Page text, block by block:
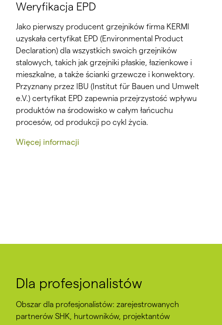
Weryfikacja EPD
Jako pierwszy producent grzejników firma KERMI
uzyskała certyfikat EPD (Environmental Product
Declaration) dla wszystkich swoich grzejników
stalowych, takich jak grzejniki płaskie, łazienkowe i
mieszkalne, a także ścianki grzewcze i konwektory.
Przyznany przez IBU (Institut für Bauen und Umwelt
e.V.) certyfikat EPD zapewnia przejrzystość wpływu
produktów na środowisko w całym łańcuchu
procesów, od produkcji po cykl życia.
Więcej informacji
Dla profesjonalistów
Obszar dla profesjonalistów: zarejestrowanych
partnerów SHK, hurtowników, projektantów